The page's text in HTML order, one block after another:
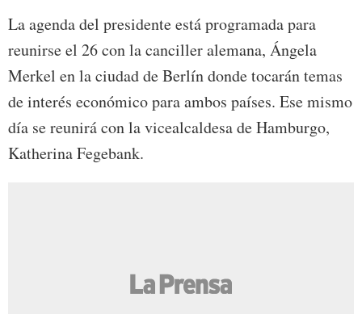
La agenda del presidente está programada para
reunirse el 26 con la canciller alemana, Ángela
Merkel en la ciudad de Berlín donde tocarán temas
de interés económico para ambos países. Ese mismo
día se reunirá con la vicealcaldesa de Hamburgo,
Katherina Fegebank.